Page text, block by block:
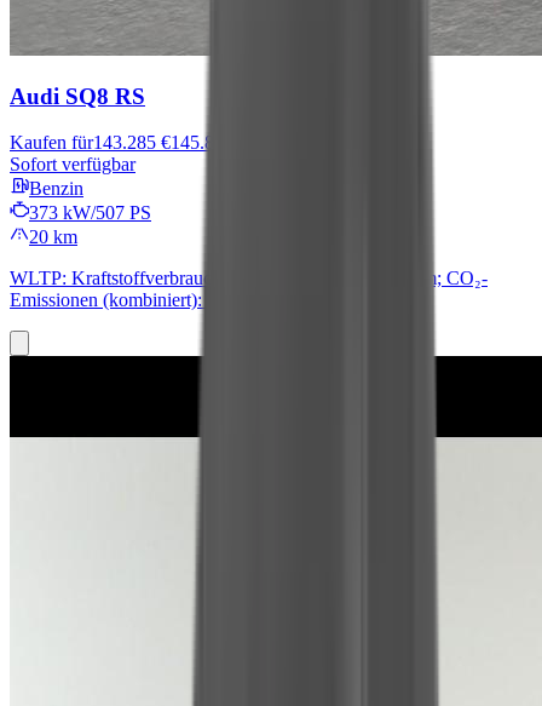
Audi SQ8 RS
Kaufen für143.285 €145.870 €
Sofort verfügbar
Benzin
373 kW/507 PS
20 km
WLTP: Kraftstoffverbrauch (kombiniert): 12,7 l/100 km; CO₂-
Emissionen (kombiniert): 289 g/km; CO₂-Klasse: G.